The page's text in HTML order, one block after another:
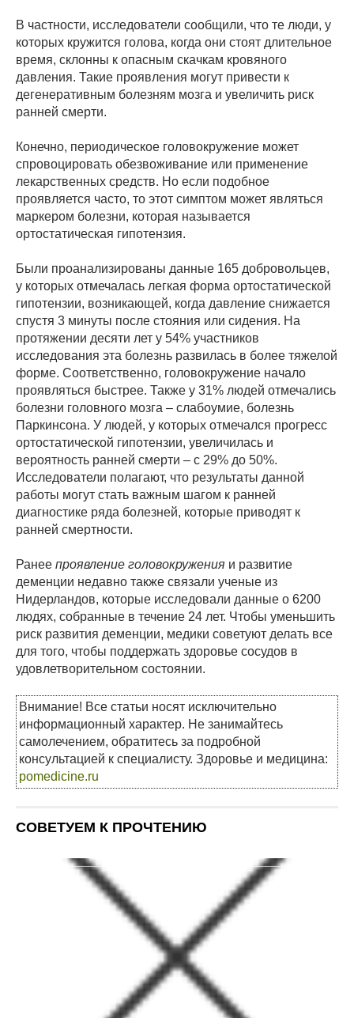
В частности, исследователи сообщили, что те люди, у
которых кружится голова, когда они стоят длительное
время, склонны к опасным скачкам кровяного
давления. Такие проявления могут привести к
дегенеративным болезням мозга и увеличить риск
ранней смерти.
Конечно, периодическое головокружение может
спровоцировать обезвоживание или применение
лекарственных средств. Но если подобное
проявляется часто, то этот симптом может являться
маркером болезни, которая называется
ортостатическая гипотензия.
Были проанализированы данные 165 добровольцев,
у которых отмечалась легкая форма ортостатической
гипотензии, возникающей, когда давление снижается
спустя 3 минуты после стояния или сидения. На
протяжении десяти лет у 54% участников
исследования эта болезнь развилась в более тяжелой
форме. Соответственно, головокружение начало
проявляться быстрее. Также у 31% людей отмечались
болезни головного мозга – слабоумие, болезнь
Паркинсона. У людей, у которых отмечался прогресс
ортостатической гипотензии, увеличилась и
вероятность ранней смерти – с 29% до 50%.
Исследователи полагают, что результаты данной
работы могут стать важным шагом к ранней
диагностике ряда болезней, которые приводят к
ранней смертности.
Ранее проявление головокружения и развитие
деменции недавно также связали ученые из
Нидерландов, которые исследовали данные о 6200
людях, собранные в течение 24 лет. Чтобы уменьшить
риск развития деменции, медики советуют делать все
для того, чтобы поддержать здоровье сосудов в
удовлетворительном состоянии.
Внимание! Все статьи носят исключительно
информационный характер. Не занимайтесь
самолечением, обратитесь за подробной
консультацией к специалисту. Здоровье и медицина:
pomedicine.ru
СОВЕТУЕМ К ПРОЧТЕНИЮ